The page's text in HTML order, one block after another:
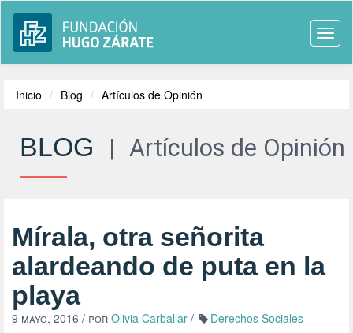
Inicio Blog Artículos de Opinión
BLOG | Artículos de Opinión
Mírala, otra señorita
alardeando de puta en la
playa
9 mayo, 2016 / por Olivia Carballar / Derechos Sociales